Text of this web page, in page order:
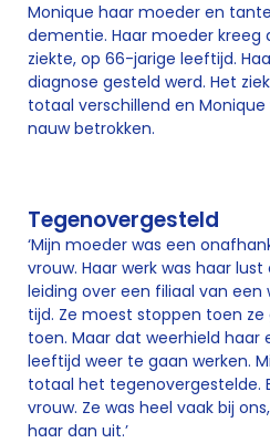
Monique haar moeder en
dementie. Haar moeder kreeg
ziekte, op 66-jarige leeftijd.
diagnose gesteld werd. Het
totaal verschillend en
nauw betrokken.
Tegenovergesteld
‘Mijn moeder was een
vrouw. Haar werk was haar
leiding over een filiaal van een
tijd. Ze moest stoppen toen
toen. Maar dat weerhield
leeftijd weer te gaan werken.
totaal het tegenovergestelde.
vrouw. Ze was heel vaak bij
haar dan uit.’